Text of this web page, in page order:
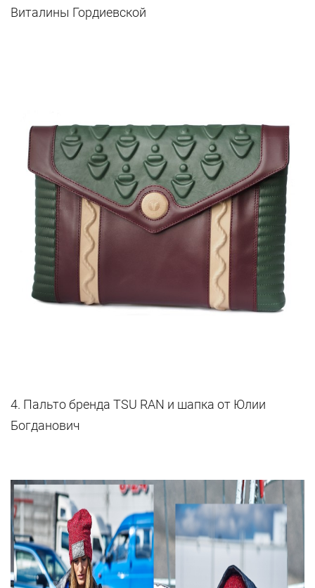
Виталины Гордиевской
4. Пальто бренда TSU RAN и шапка от Юлии
Богданович